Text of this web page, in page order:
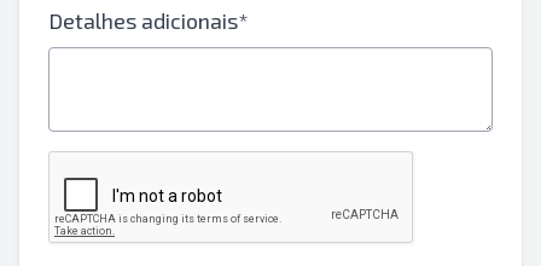
Detalhes adicionais*